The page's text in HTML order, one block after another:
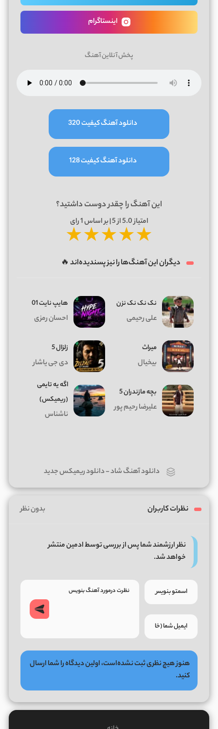
اینستاگرام
پخش آنلاین آهنگ
دانلود آهنگ کیفیت 320
دانلود آهنگ کیفیت 128
این آهنگ را چقدر دوست داشتید؟
امتیاز5.0از 5 | بر اساس 1رای
★★★★★
دیگران این آهنگ‌ها را نیز پسندیده‌اند 🔥
نک نک نک نزن
علی رحیمی
هایپ نایت 01
احسان رمزی
میراث
بیخیال
زلزال 5
دی جی یاشار
بچه مازندران 5
علیرضا رحیم پور
اگه یه تایمی
(ریمیکس)
ناشناس
دانلود آهنگ شاد-دانلود ریمیکس جدید
نظرات کاربران بدون نظر
نظر ارزشمند شما پس از بررسی توسط ادمین منتشر
خواهد شد.
هنوز هیچ نظری ثبت نشده‌است، اولین دیدگاه را شما ارسال
کنید.